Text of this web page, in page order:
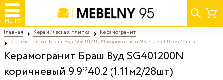
МЕНЮ
Главная Керамическая плитка
Керамогранит
Керамогранит Браш Вуд SG401200N коричневый 9.9*40.2 (1.11м2/28шт)
Керамогранит Браш Вуд SG401200N
коричневый 9.9*40.2 (1.11м2/28шт)